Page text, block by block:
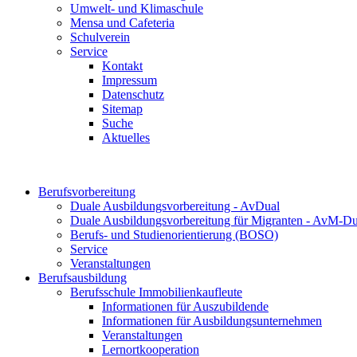
Umwelt- und Klimaschule
Mensa und Cafeteria
Schulverein
Service
Kontakt
Impressum
Datenschutz
Sitemap
Suche
Aktuelles
Berufsvorbereitung
Duale Ausbildungsvorbereitung - AvDual
Duale Ausbildungsvorbereitung für Migranten - AvM-
Berufs- und Studienorientierung (BOSO)
Service
Veranstaltungen
Berufsausbildung
Berufsschule Immobilienkaufleute
Informationen für Auszubildende
Informationen für Ausbildungsunternehmen
Veranstaltungen
Lernortkooperation